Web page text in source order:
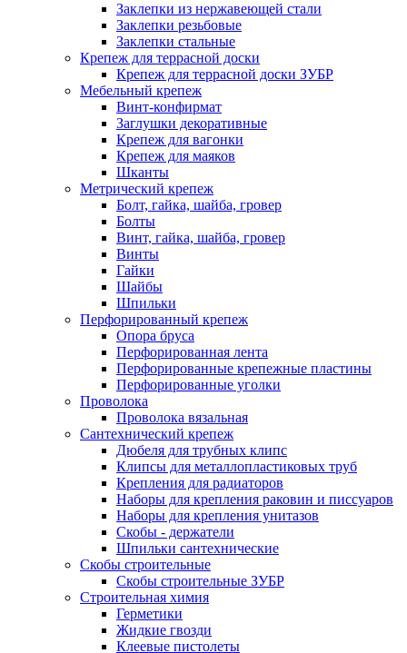
Заклепки из нержавеющей стали
Заклепки резьбовые
Заклепки стальные
Крепеж для террасной доски
Крепеж для террасной доски ЗУБР
Мебельный крепеж
Винт-конфирмат
Заглушки декоративные
Крепеж для вагонки
Крепеж для маяков
Шканты
Метрический крепеж
Болт, гайка, шайба, гровер
Болты
Винт, гайка, шайба, гровер
Винты
Гайки
Шайбы
Шпильки
Перфорированный крепеж
Опора бруса
Перфорированная лента
Перфорированные крепежные пластины
Перфорированные уголки
Проволока
Проволока вязальная
Сантехнический крепеж
Дюбеля для трубных клипс
Клипсы для металлопластиковых труб
Крепления для радиаторов
Наборы для крепления раковин и писсуаров
Наборы для крепления унитазов
Скобы - держатели
Шпильки сантехнические
Скобы строительные
Скобы строительные ЗУБР
Строительная химия
Герметики
Жидкие гвозди
Клеевые пистолеты